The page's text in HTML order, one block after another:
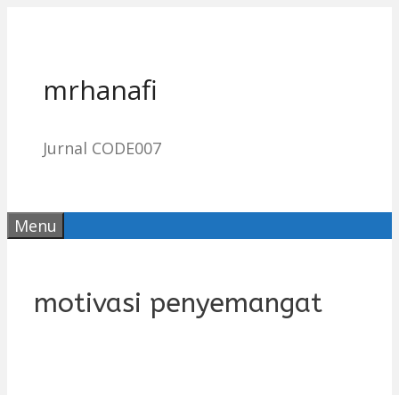
mrhanafi
Jurnal CODE007
Menu
motivasi penyemangat